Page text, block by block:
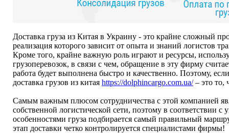
Доставка груза из Китая в Украину - это крайне сложный
реализация которого зависит от опыта и знаний логистов
Кроме того, крайне важную роль играют и ресурсы,
грузоперевозок, в связи с чем, обращение в эту фирму
работа будет выполнена быстро и качественно. Поэтому,
доставка грузов из китая https://dolphincargo.com.ua/– это то,
Самым важным плюсом сотрудничества с этой компанией
собственной логистической сети, поэтому в соответствии с
особенностями груза подбирается самый правильный
этап доставки четко контролируется специалистами фирмы!